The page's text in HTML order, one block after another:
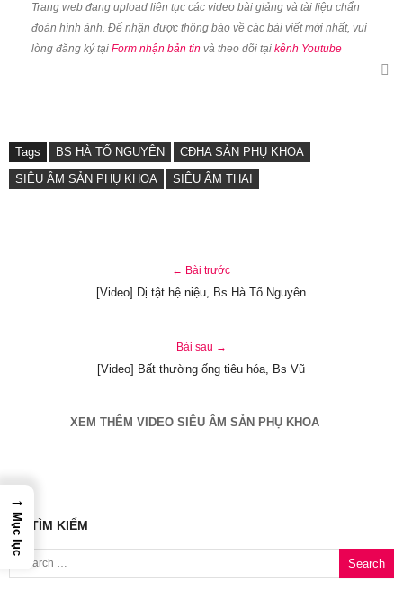
Trang web đang upload liên tục các video bài giảng và tài liệu chẩn
đoán hình ảnh. Để nhận được thông báo về các bài viết mới nhất, vui
lòng đăng ký tại Form nhận bản tin và theo dõi tại kênh Youtube
Tags BS HÀ TỐ NGUYÊN
CĐHA SẢN PHỤ KHOA
SIÊU ÂM SẢN PHỤ KHOA
SIÊU ÂM THAI
← Bài trước
[Video] Dị tật hệ niệu, Bs Hà Tố Nguyên
Bài sau →
[Video] Bất thường ống tiêu hóa, Bs Vũ
XEM THÊM VIDEO SIÊU ÂM SẢN PHỤ KHOA
TÌM KIẾM
Search for:
→
Mục lục